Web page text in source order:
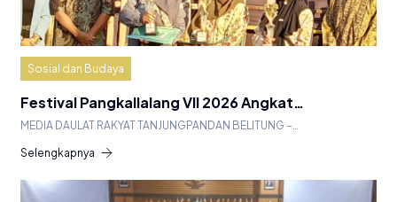
Sosial dan Budaya
Festival Pangkallalang VII 2026 Angkat…
MEDIA DAULAT RAKYAT TANJUNGPANDAN BELITUNG –…
Selengkapnya